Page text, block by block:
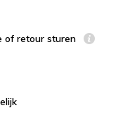
of retour sturen